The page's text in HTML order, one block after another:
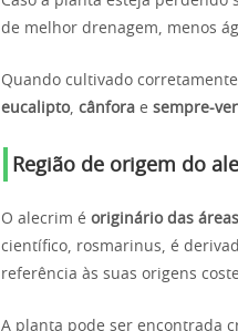
de melhor drenagem, menos
Quando cultivado
eucalipto, cânfora e sempre-
Região de origem do
O alecrim é originário das
científico, rosmarinus, é
referência às suas origens
A planta pode ser encontrada